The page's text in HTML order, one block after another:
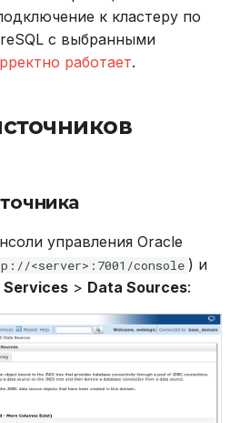
к кластеру по
с выбранными
работает.
управления Oracle
<server>:7001/console ) и
Services > Data Sources: